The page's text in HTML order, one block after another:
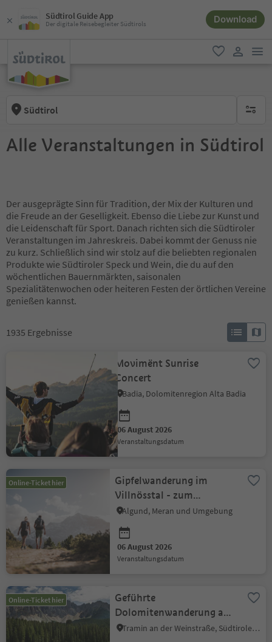
Südtirol Guide App
Der digitale Reisebegleiter Südtirols Download
favorit
Südtirol keine
Alle Veranstaltungen in Südtirol
Der ausgeprägte Sinn für Tradition, der Mix der Kulturen und
die Freude an der Geselligkeit. Ebenso die Liebe zur Kunst und
die Leidenschaft für Sport. Danach richten sich die Südtiroler
Veranstaltungen im Jahreskreis. Dabei kommt der Genuss nie
zu kurz. Schließlich sind wir stolz auf die beliebten regionalen
Produkte wie Südtiroler Speck und Wein, die du auf den
wöchentlichen Bauernmärkten, saisonalen
Spezialitätenwochen oder heiteren Festen der örtlichen Vereine
genießen kannst.
1935 Ergebnisse
Movimënt Sunrise
Concert
Badia, Dolomitenregion Alta Badia
06 August 2026
Veranstaltungsdatum
Online-Ticket hier
Gipfelwanderung im
Villnösstal - zum
Sobutsch (2.486m)
Algund, Meran und Umgebung
06 August 2026
Veranstaltungsdatum
Online-Ticket hier
Geführte
Dolomitenwanderung am
Latemar
Tramin an der Weinstraße, Südtiroler Weinstraße